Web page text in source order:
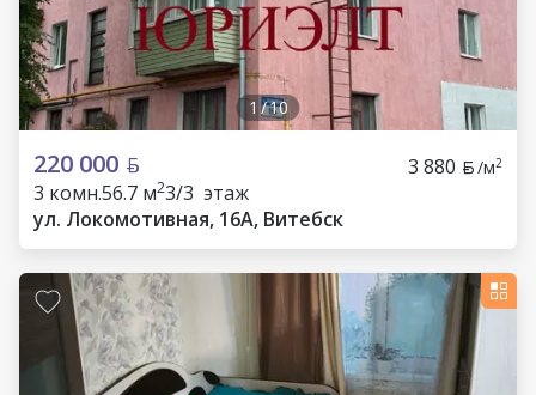
1 /10
220 000 3 880 /м2
3 комн.56.7 м23/3 этаж
ул. Локомотивная, 16А, Витебск